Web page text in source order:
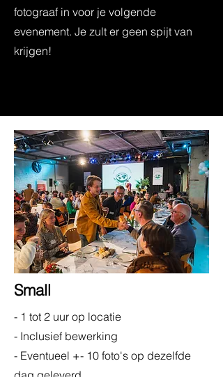
fotograaf in voor je volgende
evenement. Je zult er geen spijt van
krijgen!
Small
- 1 tot 2 uur op locatie
- Inclusief bewerking
- Eventueel +- 10 foto's op dezelfde